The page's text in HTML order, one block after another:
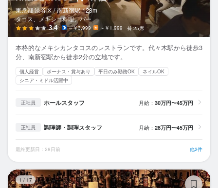
東京都 渋谷区 / 南新宿駅 128m
タコス、メキシコ料理、バー
3.4 ～￥3,999 ～￥1,999 25席
本格的なメキシカンタコスのレストランです。代々木駅から徒歩3
分、南新宿駅から徒歩2分の立地です。
個人経営 ボーナス・賞与あり 平日のみ勤務OK
ネイルOK
シニア・ミドル活躍中
正社員 ホールスタッフ 月給： 30万円〜45万円
正社員 調理師・調理スタッフ 月給： 28万円〜45万円
最終更新日：28日前 他2件
1 / 17